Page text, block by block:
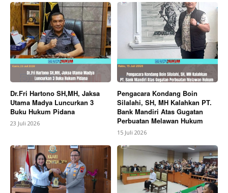
Dr.Fri Hartono SH,MH, Jaksa
Utama Madya Luncurkan 3
Buku Hukum Pidana
23 Juli 2026
Pengacara Kondang Boin
Silalahi, SH, MH Kalahkan PT.
Bank Mandiri Atas Gugatan
Perbuatan Melawan Hukum
15 Juli 2026